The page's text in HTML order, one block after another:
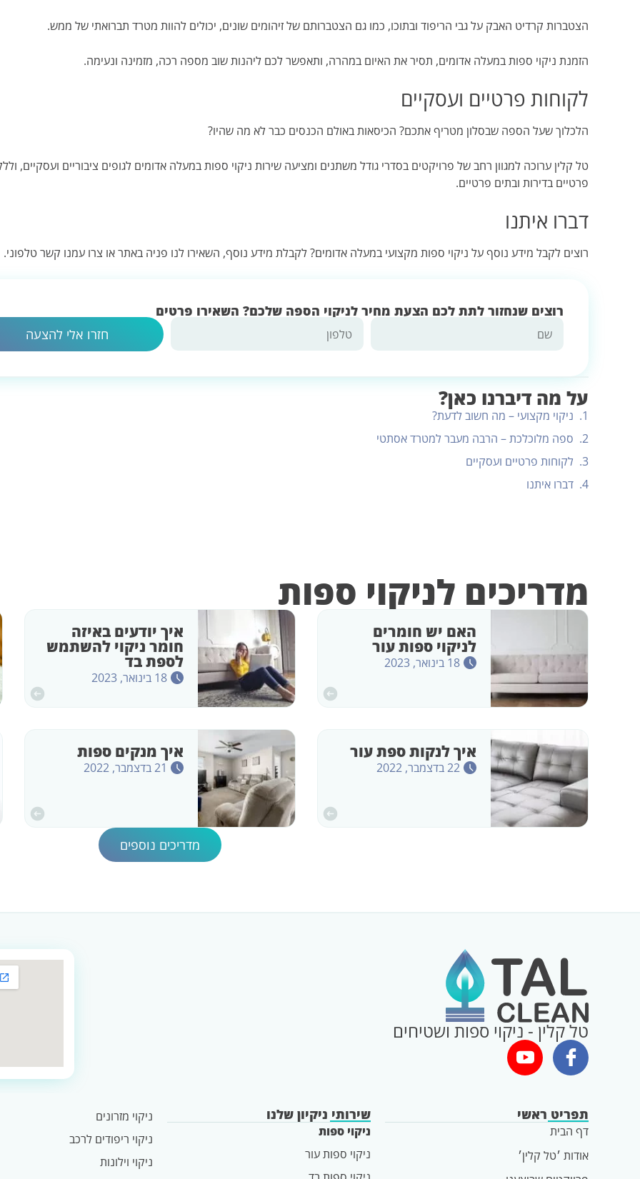
הצטברות קרדיט האבק על גבי הריפוד ובתוכו, כמו גם הצטברותם של זיהומים שונים, יכולים להוות מטרד תברואתי של ממש.
הזמנת ניקוי ספות במעלה אדומים, תסיר את האיום במהרה, ותאפשר לכם ליהנות שוב מספה רכה, מזמינה ונעימה.
לקוחות פרטיים ועסקיים
הלכלוך שעל הספה שבסלון מטריף אתכם? הכיסאות באולם הכנסים כבר לא מה שהיו?
טל קלין ערוכה למגוון רחב של פרויקטים בסדרי גודל משתנים ומציעה שירות ניקוי ספות במעלה אדומים לגופים ציבוריים ועסקיים,
פרטיים בדירות ובתים פרטיים.
דברו איתנו
רוצים לקבל מידע נוסף על ניקוי ספות מקצועי במעלה אדומים? לקבלת מידע נוסף, השאירו לנו פניה באתר או צרו עמנו קשר טלפוני.
רוצים שנחזור לתת לכם הצעת מחיר לניקוי הספה שלכם? השאירו פרטים
חזרו אלי להצעה
על מה דיברנו כאן?
ניקוי מקצועי – מה חשוב לדעת?
ספה מלוכלכת – הרבה מעבר למטרד אסתטי
לקוחות פרטיים ועסקיים
דברו איתנו
מדריכים לניקוי ספות
האם יש חומרים
לניקוי ספות עור
18 בינואר, 2023
איך יודעים באיזה
חומר ניקוי להשתמש
לספת בד
18 בינואר, 2023
איך לנקות ספת עור
22 בדצמבר, 2022
איך מנקים ספות
21 בדצמבר, 2022
מדריכים נוספים
טל קלין - ניקוי ספות ושטיחים
תפריט ראשי
דף הבית
אודות ׳טל קלין׳
שירותי ניקיון שלנו
ניקוי ספות
ניקוי ספות עור
ניקוי מזרונים
ניקוי ריפודים לרכב
ניקוי וילונות